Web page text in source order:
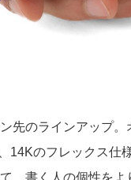
先のラインアップ。
14Kのフレックス仕